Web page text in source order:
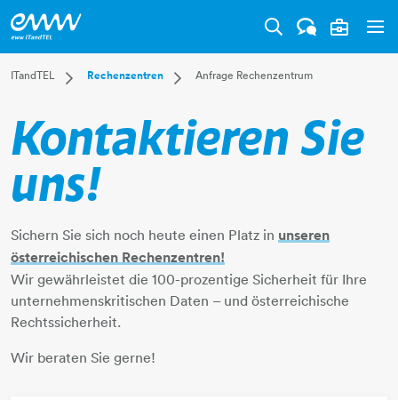
ITandTEL
Dropdown ITandTEL
Produktübersicht
Rechenzentren
Internet und Datenleitungen
Cloud Technologien
Cyber Defence Services
Wholesale
Success Stories
Support
Rechenzentren
Dropdown Rechenzentren
360 Grad Tour
Anfrage Rechenzentrum
Kontaktieren Sie
uns!
Sichern Sie sich noch heute einen Platz in unseren
österreichischen Rechenzentren!
Wir ​​​​​​​gewährleistet die 100-prozentige Sicherheit für Ihre
unternehmenskritischen Daten – und österreichische
Rechtssicherheit.​​​​​​​
Wir beraten Sie gerne!